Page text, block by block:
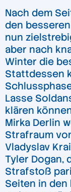
Nach dem
den
nun
aber nach
Winter die
Stattdessen
Lasse
klären
Mirka Derlin
Strafraum
Vladyslav
Tyler Dogan,
Strafstoß
Seiten in